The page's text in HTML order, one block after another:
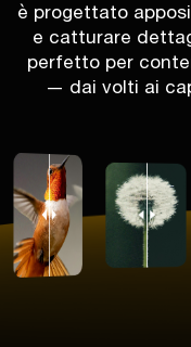
è progettato
e catturare
perfetto per
— dai volti ai